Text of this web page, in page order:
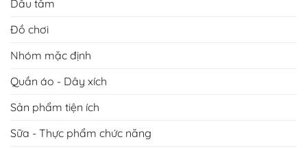
Dầu tắm
Đồ chơi
Nhóm mặc định
Quần áo - Dây xích
Sản phẩm tiện ích
Sữa - Thực phẩm chức năng